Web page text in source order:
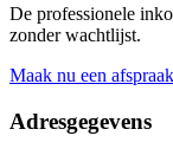
De professionele
zonder wachtlijst.
Maak nu een
Adresgegevens